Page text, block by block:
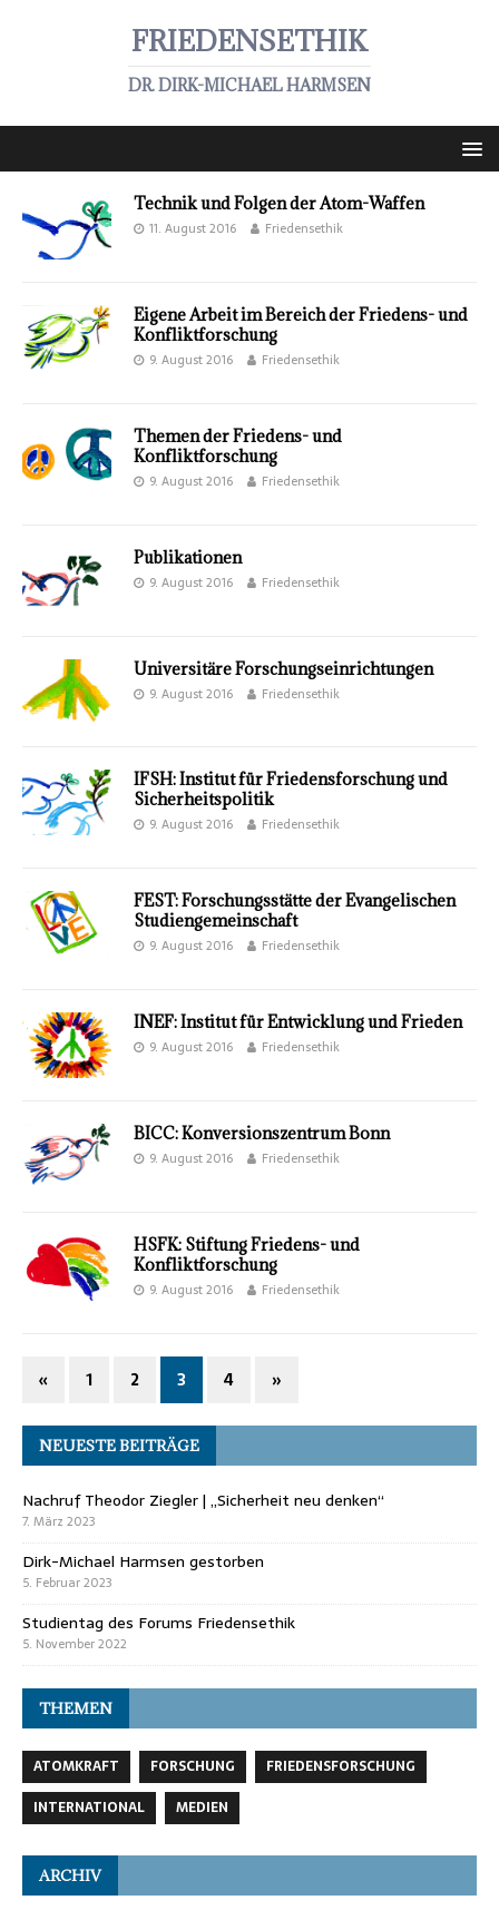
FRIEDENSETHIK
DR. DIRK-MICHAEL HARMSEN
Technik und Folgen der Atom-Waffen
11. August 2016 Friedensethik
Eigene Arbeit im Bereich der Friedens- und
Konfliktforschung
9. August 2016 Friedensethik
Themen der Friedens- und
Konfliktforschung
9. August 2016 Friedensethik
Publikationen
9. August 2016 Friedensethik
Universitäre Forschungseinrichtungen
9. August 2016 Friedensethik
IFSH: Institut für Friedensforschung und
Sicherheitspolitik
9. August 2016 Friedensethik
FEST: Forschungsstätte der Evangelischen
Studiengemeinschaft
9. August 2016 Friedensethik
INEF: Institut für Entwicklung und Frieden
9. August 2016 Friedensethik
BICC: Konversionszentrum Bonn
9. August 2016 Friedensethik
HSFK: Stiftung Friedens- und
Konfliktforschung
9. August 2016 Friedensethik
« 1 2 3 4 »
NEUESTE BEITRÄGE
Nachruf Theodor Ziegler | „Sicherheit neu denken“
7. März 2023
Dirk-Michael Harmsen gestorben
5. Februar 2023
Studientag des Forums Friedensethik
5. November 2022
THEMEN
ATOMKRAFT FORSCHUNG
FRIEDENSFORSCHUNG
INTERNATIONAL
MEDIEN
ARCHIV